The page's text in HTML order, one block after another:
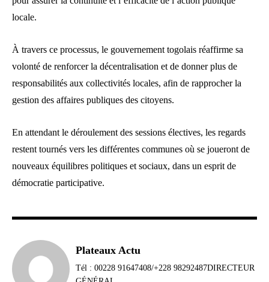
locale.
À travers ce processus, le gouvernement togolais réaffirme sa
volonté de renforcer la décentralisation et de donner plus de
responsabilités aux collectivités locales, afin de rapprocher la
gestion des affaires publiques des citoyens.
En attendant le déroulement des sessions électives, les regards
restent tournés vers les différentes communes où se joueront de
nouveaux équilibres politiques et sociaux, dans un esprit de
démocratie participative.
Plateaux Actu
Tél : 00228 91647408/+228 98292487DIRECTEUR